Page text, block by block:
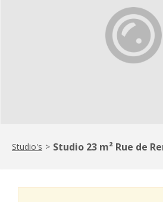
Studio's > Studio 23 m² Rue de